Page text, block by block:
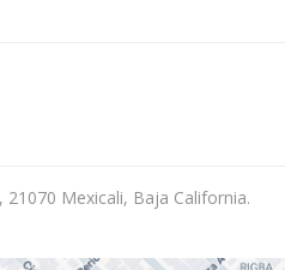
Mexicali, Baja California.